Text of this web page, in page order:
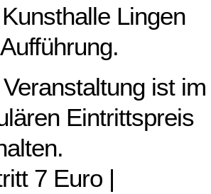
Lingen
ist im
Eintrittspreis
7 Euro |